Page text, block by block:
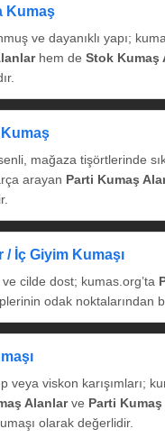
Kumaş
ve dayanıklı yapı;
hem de Stok Kumaş
mağaza tişörtlerinde
arayan Parti Kumaş
/ İç Giyim Kumaşı
cilde dost; kumas.org’ta
odak noktalarından
veya viskon karışımları;
Alanlarve Parti
olarak değerlidir.